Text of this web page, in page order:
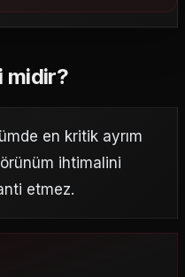
midir?
en kritik ayrım
ihtimalini
etmez.